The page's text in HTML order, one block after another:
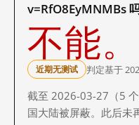
v=RfO8EyMNMBs
不能。
近期无测试 判定基于
截至 2026-03-27（5
国大陆被屏蔽。此后未